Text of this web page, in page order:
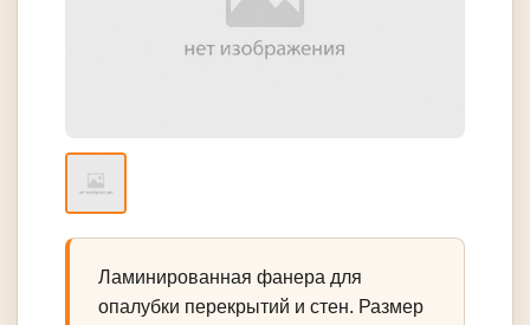
Ламинированная фанера для
опалубки перекрытий и стен. Размер